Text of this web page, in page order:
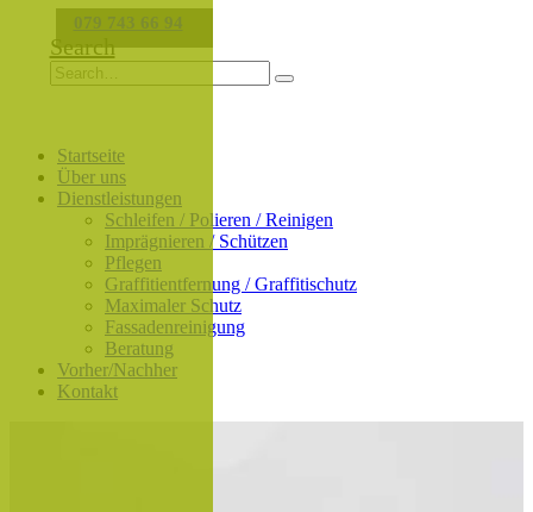
079 743 66 94
Search
Startseite
Über uns
Dienstleistungen
Schleifen / Polieren / Reinigen
Imprägnieren / Schützen
Pflegen
Graffitientfernung / Graffitischutz
Maximaler Schutz
Fassadenreinigung
Beratung
Vorher/Nachher
Kontakt